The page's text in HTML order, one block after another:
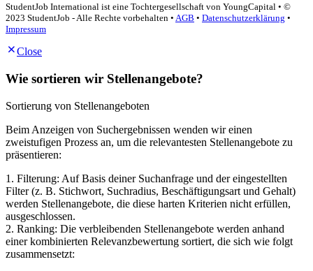
StudentJob International ist eine Tochtergesellschaft von YoungCapital • ©
2023 StudentJob - Alle Rechte vorbehalten • AGB • Datenschutzerklärung •
Impressum
Close
Wie sortieren wir Stellenangebote?
Sortierung von Stellenangeboten
Beim Anzeigen von Suchergebnissen wenden wir einen
zweistufigen Prozess an, um die relevantesten Stellenangebote zu
präsentieren:
1. Filterung: Auf Basis deiner Suchanfrage und der eingestellten
Filter (z. B. Stichwort, Suchradius, Beschäftigungsart und Gehalt)
werden Stellenangebote, die diese harten Kriterien nicht erfüllen,
ausgeschlossen.
2. Ranking: Die verbleibenden Stellenangebote werden anhand
einer kombinierten Relevanzbewertung sortiert, die sich wie folgt
zusammensetzt: